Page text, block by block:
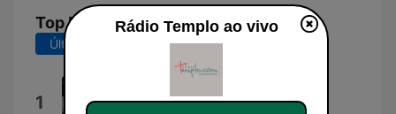
Top Músicas
Últimos 7 dias Últimos 30 dias
1
Rádio Templo ao vivo